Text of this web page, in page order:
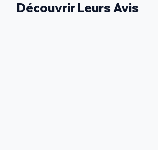
Découvrir Leurs Avis